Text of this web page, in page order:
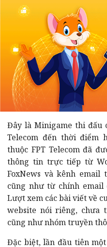
Đây là Minigame thi đấu
Telecom đến thời điểm
thuộc FPT Telecom đã
thông tin trực tiếp từ
FoxNews và kênh email
cũng như từ chính email
Lượt xem các bài viết về
website nói riêng, chưa
cũng như nhóm truyền
Đặc biệt, lần đầu tiên